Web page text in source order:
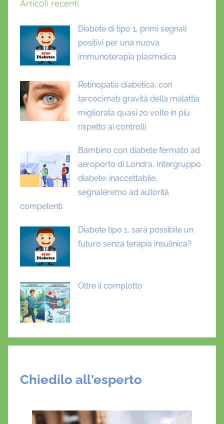
Articoli recenti
Diabete di tipo 1, primi segnali
positivi per una nuova
immunoterapia plasmidica
Retinopatia diabetica, con
tarcocimab gravità della malattia
migliorata quasi 20 volte in più
rispetto ai controlli
Bambino con diabete fermato ad
aeroporto di Londra, Intergruppo
diabete: inaccettabile,
segnaleremo ad autorità
competenti
Diabete tipo 1, sarà possibile un
futuro senza terapia insulinica?
Oltre il complotto
Chiedilo all'esperto